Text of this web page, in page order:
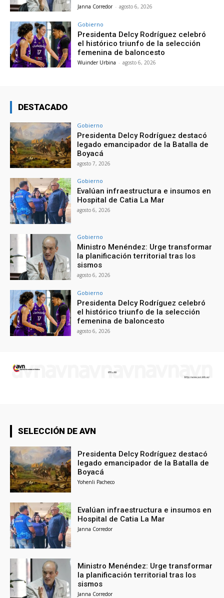
Janna Corredor - agosto 6, 2026
Gobierno
Presidenta Delcy Rodríguez celebró
el histórico triunfo de la selección
femenina de baloncesto
Wuinder Urbina - agosto 6, 2026
DESTACADO
Gobierno
Presidenta Delcy Rodríguez destacó
legado emancipador de la Batalla de
Boyacá
agosto 7, 2026
Gobierno
Evalúan infraestructura e insumos en
Hospital de Catia La Mar
agosto 6, 2026
Gobierno
Ministro Menéndez: Urge transformar
la planificación territorial tras los
sismos
agosto 6, 2026
Gobierno
Presidenta Delcy Rodríguez celebró
el histórico triunfo de la selección
femenina de baloncesto
agosto 6, 2026
SELECCIÓN DE AVN
Presidenta Delcy Rodríguez destacó
legado emancipador de la Batalla de
Boyacá
Yohenli Pacheco
Evalúan infraestructura e insumos en
Hospital de Catia La Mar
Janna Corredor
Ministro Menéndez: Urge transformar
la planificación territorial tras los
sismos
Janna Corredor